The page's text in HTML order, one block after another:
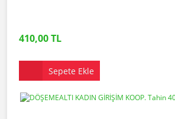
410,00 TL
Sepete Ekle